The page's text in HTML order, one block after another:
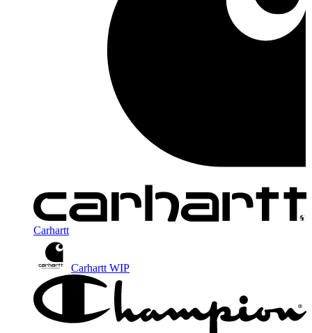
Carhartt
Carhartt WIP